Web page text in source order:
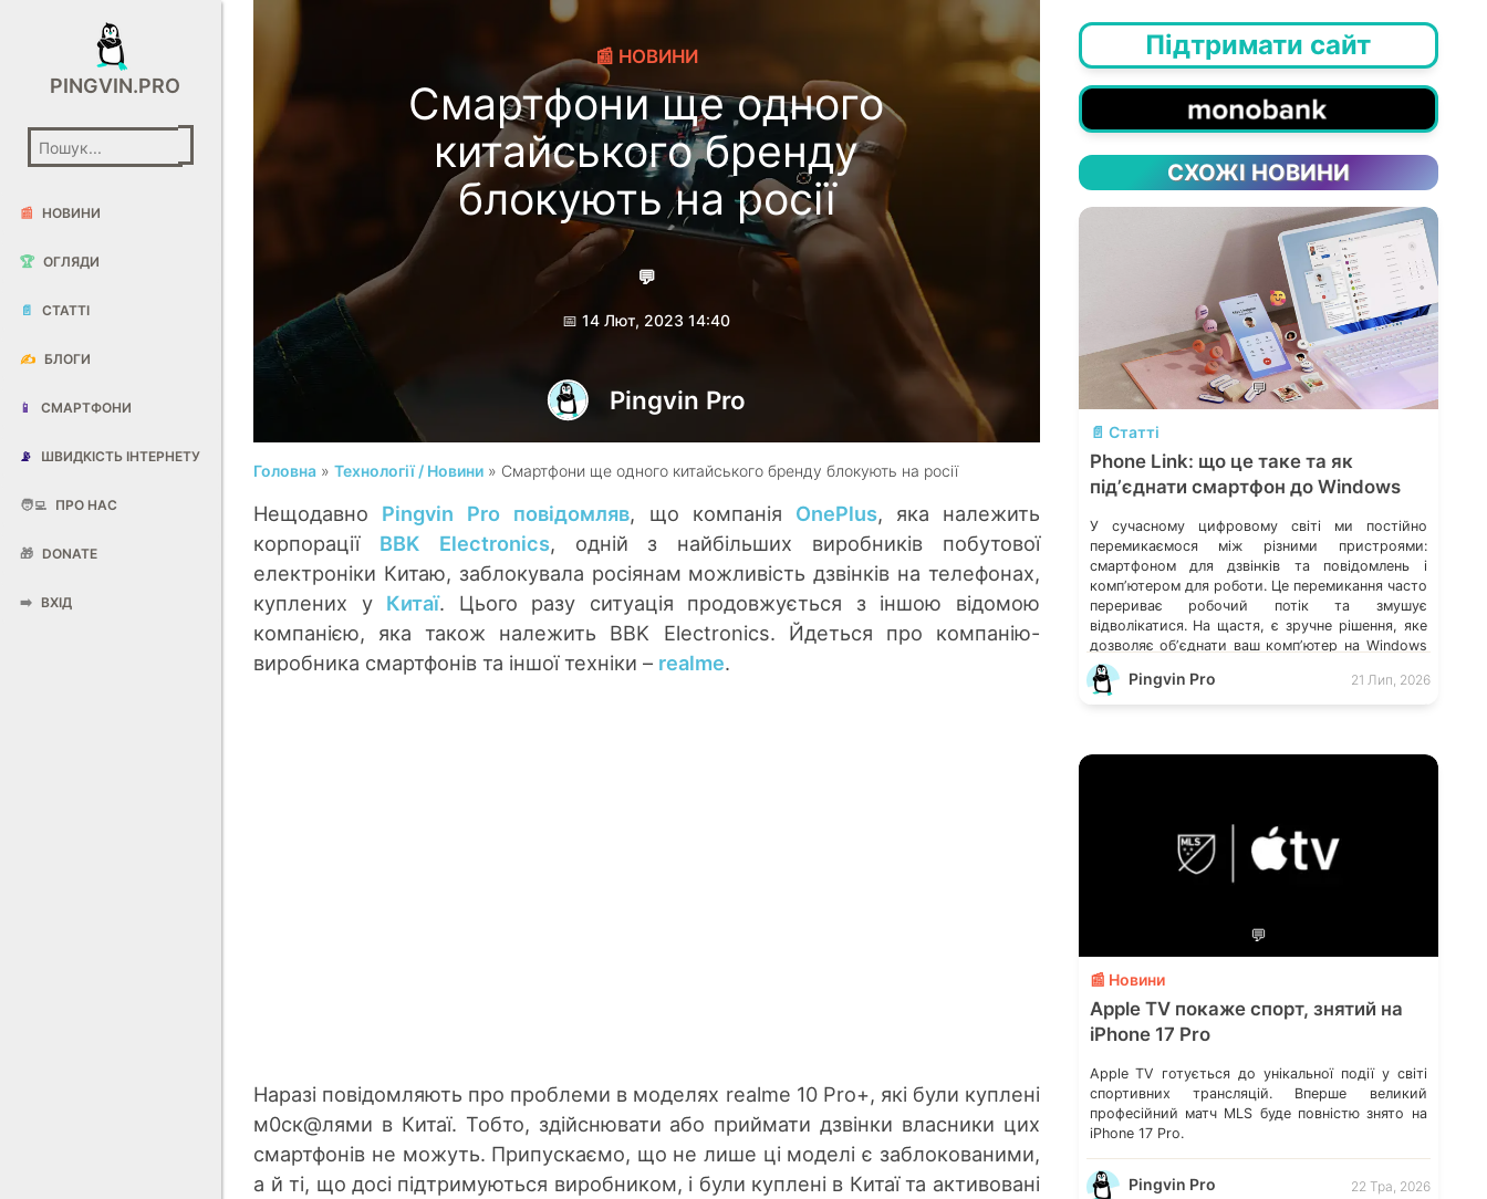
PINGVIN.PRO
📰 НОВИНИ
🏆 ОГЛЯДИ
📄 СТАТТІ
✍️ БЛОГИ
📱 СМАРТФОНИ
📡 ШВИДКІСТЬ ІНТЕРНЕТУ
🧑‍💻 ПРО НАС
🎁 DONATE
➡️ ВХІД
📰 НОВИНИ
Смартфони ще одного
китайського бренду
блокують на росії
💬
📅 14 Лют, 2023 14:40
Pingvin Pro
Головна »Технології / Новини » Смартфони ще одного китайського бренду блокують на росії
Нещодавно Pingvin Pro повідомляв, що компанія OnePlus, яка належить
корпорації BBK Electronics, одній з найбільших виробників побутової
електроніки Китаю, заблокувала росіянам можливість дзвінків на телефонах,
куплених у Китаї. Цього разу ситуація продовжується з іншою відомою
компанією, яка також належить BBK Electronics. Йдеться про компанію-
виробника смартфонів та іншої техніки – realme.
Наразі повідомляють про проблеми в моделях realme 10 Pro+, які були куплені
м0ск@лями в Китаї. Тобто, здійснювати або приймати дзвінки власники цих
смартфонів не можуть. Припускаємо, що не лише ці моделі є заблокованими,
а й ті, що досі підтримуються виробником, і були куплені в Китаї та активовані
Підтримати сайт
СХОЖІ НОВИНИ
💬
📄 Статті
Phone Link: що це таке та як
підʼєднати смартфон до Windows
У сучасному цифровому світі ми постійно
перемикаємося між різними пристроями:
смартфоном для дзвінків та повідомлень і
компʼютером для роботи. Це перемикання часто
перериває робочий потік та змушує
відволікатися. На щастя, є зручне рішення, яке
дозволяє обʼєднати ваш компʼютер на Windows
із мобільним пристроєм, чи то Android, чи iOS.
Йдеться про застосунок Звʼязок зі смартфоном
Pingvin Pro 21 Лип, 2026
💬
📰 Новини
Apple TV покаже спорт, знятий на
iPhone 17 Pro
Apple TV готується до унікальної події у світі
спортивних трансляцій. Вперше великий
професійний матч MLS буде повністю знято на
iPhone 17 Pro.
Pingvin Pro 22 Тра, 2026